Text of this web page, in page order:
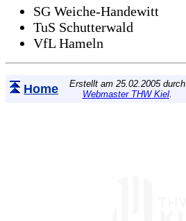
SG Weiche-Handewitt
TuS Schutterwald
VfL Hameln
Home
Erstellt am 25.02.2005 durch
Webmaster THW Kiel.